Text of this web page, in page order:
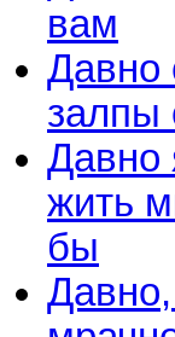
вам
Давно
залпы
Давно
жить
бы